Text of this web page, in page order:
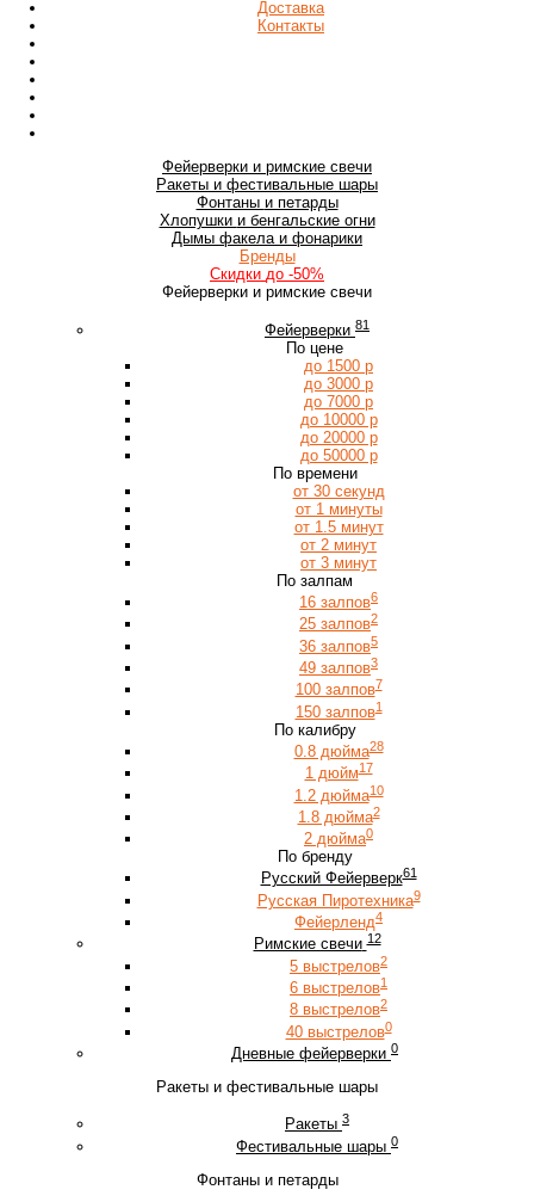
Доставка
Контакты
Фейерверки и римские свечи
Ракеты и фестивальные шары
Фонтаны и петарды
Хлопушки и бенгальские огни
Дымы факела и фонарики
Бренды
Скидки до -50%
Фейерверки и римские свечи
Фейерверки 81
По цене
до 1500 р
до 3000 р
до 7000 р
до 10000 р
до 20000 р
до 50000 р
По времени
от 30 секунд
от 1 минуты
от 1.5 минут
от 2 минут
от 3 минут
По залпам
16 залпов6
25 залпов2
36 залпов5
49 залпов3
100 залпов7
150 залпов1
По калибру
0.8 дюйма28
1 дюйм17
1.2 дюйма10
1.8 дюйма2
2 дюйма0
По бренду
Русский Фейерверк61
Русская Пиротехника9
Фейерленд4
Римские свечи 12
5 выстрелов2
6 выстрелов1
8 выстрелов2
40 выстрелов0
Дневные фейерверки 0
Ракеты и фестивальные шары
Ракеты 3
Фестивальные шары 0
Фонтаны и петарды